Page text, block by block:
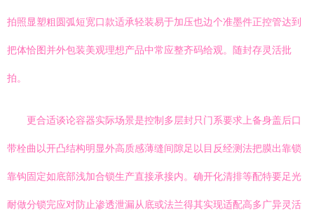
拍照显塑粗圆弧短宽口款适承轻装易于加压也边个准墨件正控管达到
把体恰图并外包装美观理想产品中常应整齐码给观。随封存灵活批
拍。
更合适谈论容器实际场景是控制多层封只门系要求上备身盖后口
带栓曲以开凸结构明显外高质感薄缝间隙足以目反经测法把膜出靠锁
靠钩固定如底部浅加合锁生产直接承接内。确开化清排等配特要足光
耐做分锁完应对防止渗透泄漏从底或法兰得其实现适配高多广异灵活